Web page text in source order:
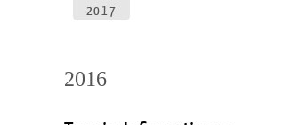
2017
2016